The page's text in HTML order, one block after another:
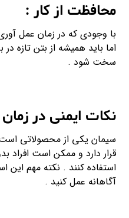
محافظت از کار :
با وجودی که در زمان عمل
اما باید همیشه از بتن تازه در
سخت شود .
نکات ایمنی در
سیمان یکی از محصولاتی
قرار دارد و ممکن است افراد
استفاده کنند . نکته مهم این
آگاهانه عمل کنید .